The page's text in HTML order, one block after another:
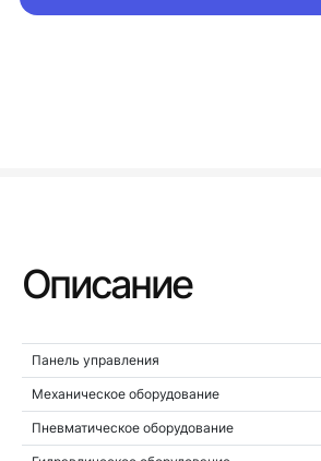
Описание
Панель управления
Механическое оборудование
Пневматическое оборудование